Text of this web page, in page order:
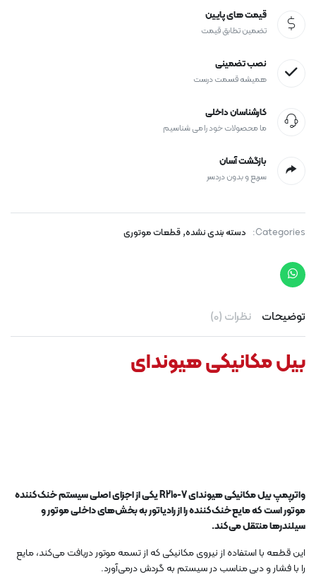
قیمت های پایین
تضمین تطابق قیمت
نصب تضمینی
همیشه قسمت درست
کارشناسان داخلی
ما محصولات خود را می شناسیم
بازگشت آسان
سریع و بدون دردسر
Categories: دسته بندی نشده,قطعات موتوری
توضیحات نظرات (0)
بیل مکانیکی هیوندای
واترپمپ بیل مکانیکی هیوندای R210-7 یکی از اجزای اصلی سیستم خنک‌کننده
موتور است که مایع خنک‌کننده را از رادیاتور به بخش‌های داخلی موتور و
سیلندرها منتقل می‌کند.
این قطعه با استفاده از نیروی مکانیکی که از تسمه موتور دریافت می‌کند، مایع
را با فشار و دبی مناسب در سیستم به گردش درمی‌آورد.